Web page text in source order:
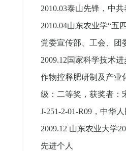
2010.03泰山先锋，中共
2010.04山东农业学“五
党委宣传部、工会、团
2009.12国家科学技术
作物控释肥研制及产业
级：二等奖，获奖者：
J-251-2-01-R09，中华
2009.12 山东农业大学
先进个人